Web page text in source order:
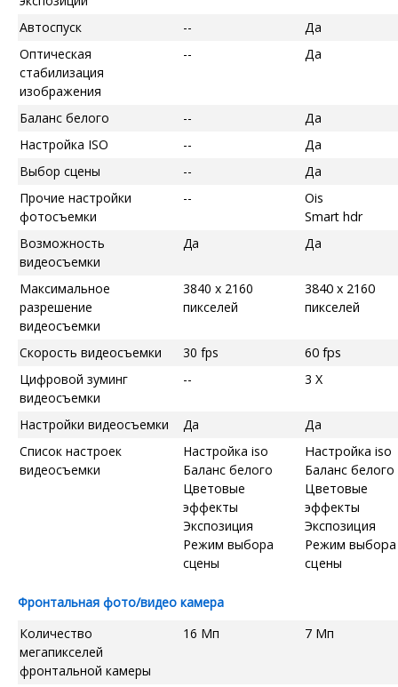
Автоспуск --
Да
Оптическая
стабилизация
изображения
-- Да
Баланс белого --
Да
Настройка ISO
--
Да
Выбор сцены
--
Да
Прочие настройки
фотосъемки
--
Ois
Smart hdr
Возможность
видеосъемки
Да Да
Максимальное
разрешение
видеосъемки
3840 x 2160
пикселей
3840 x 2160
пикселей
Скорость видеосъемки 30 fps
60 fps
Цифровой зуминг
видеосъемки
-- 3 X
Настройки видеосъемки Да
Да
Список настроек
видеосъемки
Настройка iso
Баланс белого
Цветовые
эффекты
Экспозиция
Режим выбора
сцены
Настройка iso
Баланс белого
Цветовые
эффекты
Экспозиция
Режим выбора
сцены
Фронтальная фото/видео камера
Количество
мегапикселей
фронтальной камеры
16 Мп 7 Мп